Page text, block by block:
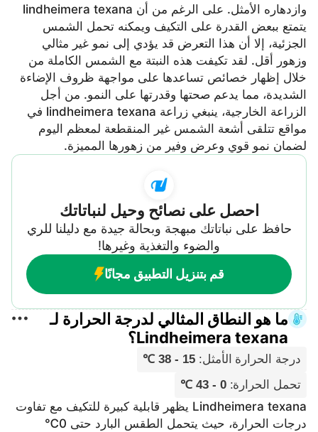
وازدهاره الأمثل. على الرغم من أن lindheimera texana
يتمتع ببعض القدرة على التكيف ويمكنه تحمل الشمس
الجزئية، إلا أن هذا التعرض قد يؤدي إلى نمو غير مثالي
وزهور أقل. لقد تكيفت هذه النبتة مع الشمس الكاملة من
خلال إظهار خصائص تساعدها على مواجهة ظروف الإضاءة
الشديدة، مما يدعم صحتها وقدرتها على النمو. من أجل
الزراعة الخارجية، ينبغي زراعة lindheimera texana في
مواقع تتلقى أشعة الشمس غير المنقطعة لمعظم اليوم
لضمان نمو قوي وعرض وفير من زهورها المميزة.
احصل على نصائح وحيل لنباتاتك
حافظ على نباتاتك مبهجة وبحالة جيدة مع دليلنا للري
والضوء والتغذية وغيرها!
قم بتنزيل التطبيق مجانًا
ما هو النطاق المثالي لدرجة الحرارة لـ
Lindheimera texana؟
درجة الحرارة الأمثل:
15 - 38 ℃
تحمل الحرارة:
0 - 43 ℃
Lindheimera texana يظهر قابلية كبيرة للتكيف مع تفاوت
درجات الحرارة، حيث يتحمل الطقس البارد حتى 0℃